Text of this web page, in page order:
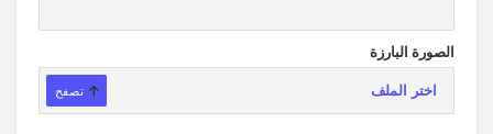
الصورة البارزة
اختر الملف تصفح